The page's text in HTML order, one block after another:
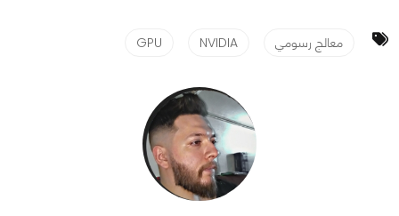
معالج رسومي NVIDIA
GPU